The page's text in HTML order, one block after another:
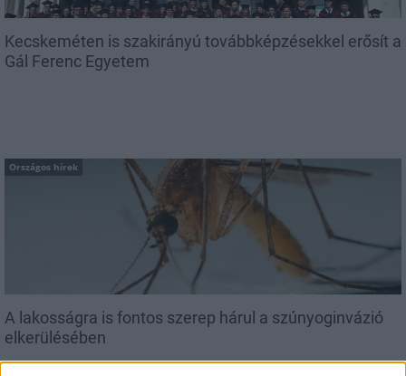
Kecskeméten is szakirányú továbbképzésekkel erősít a
Gál Ferenc Egyetem
Országos hírek
A lakosságra is fontos szerep hárul a szúnyoginvázió
elkerülésében